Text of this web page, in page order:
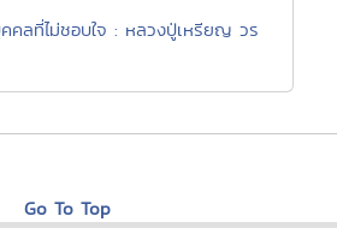
คลที่ไม่ชอบใจ : หลวงปู่เหรียญ วร
Go To Top